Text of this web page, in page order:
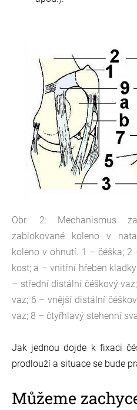
Obr. 2: Mechanismus
zablokované koleno v
koleno v ohnutí. 1 – čéška;
kost; a – vnitřní hřeben
– střední distální čéškový
vaz; 6 – vnější distální
vaz; 8 – čtyřhlavý stehenní
Jak jednou dojde k fixaci
prodlouží a situace se bude
Můžeme